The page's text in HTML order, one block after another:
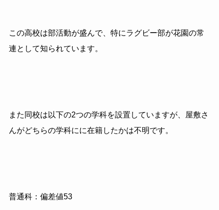
この高校は部活動が盛んで、特にラグビー部が花園の常
連として知られています。
また同校は以下の2つの学科を設置していますが、屋敷さ
んがどちらの学科にに在籍したかは不明です。
普通科：偏差値53